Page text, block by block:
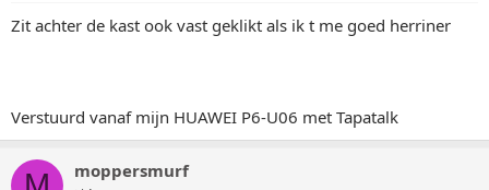
Zit achter de kast ook vast geklikt als ik t me goed herriner
Verstuurd vanaf mijn HUAWEI P6-U06 met Tapatalk
moppersmurf